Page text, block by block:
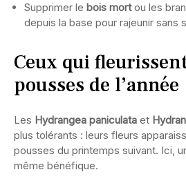
Supprimer le bois mortou les
depuis la base pour rajeunir sans
Ceux qui
pousses de l’année
Les Hydrangea paniculata et
plus tolérants : leurs fleurs
pousses du printemps suivant. Ici,
même bénéfique.